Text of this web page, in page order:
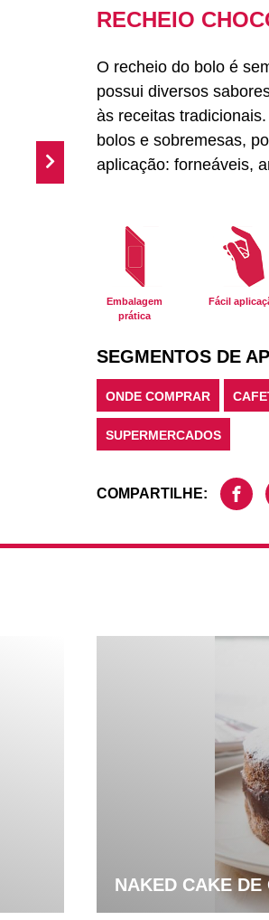
RECHEIO
O recheio do bolo é
possui diversos
às receitas
bolos e sobremesas,
aplicação: forneáveis,
Embalagem
prática
Fácil
SEGMENTOS DE
ONDE COMPRAR
SUPERMERCADOS
COMPARTILHE:
NAKED CAKE DE